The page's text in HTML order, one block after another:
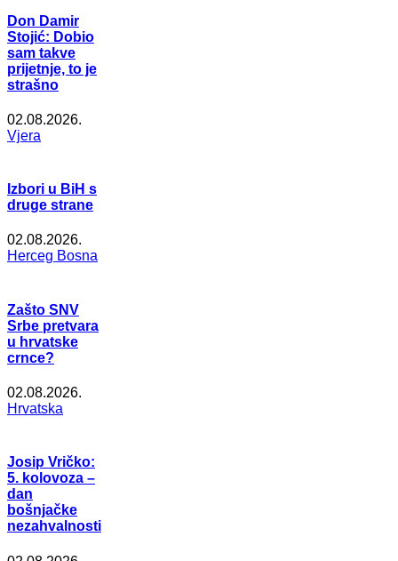
Don Damir
Stojić: Dobio
sam takve
prijetnje, to je
strašno
02.08.2026.
Vjera
Izbori u BiH s
druge strane
02.08.2026.
Herceg Bosna
Zašto SNV
Srbe pretvara
u hrvatske
crnce?
02.08.2026.
Hrvatska
Josip Vričko:
5. kolovoza –
dan
bošnjačke
nezahvalnosti